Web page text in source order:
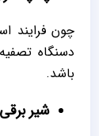
چون فرایند
دسنگاه
باشد.
شیر برقی